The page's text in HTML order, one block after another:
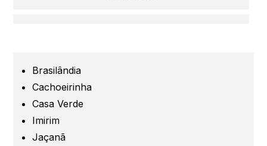
Brasilândia
Cachoeirinha
Casa Verde
Imirim
Jaçanã